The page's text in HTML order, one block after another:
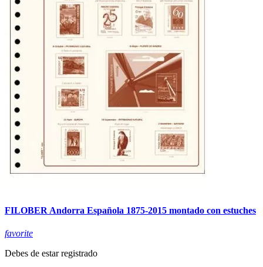
FILOBER Andorra Española 1875-2015 montado con estuches
favorite
Debes de estar registrado